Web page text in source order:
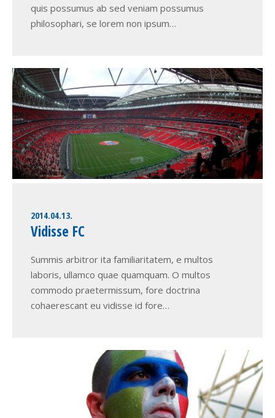
quis possumus ab sed veniam possumus
philosophari, se lorem non ipsum…
2014.04.13.
Vidisse FC
Summis arbitror ita familiaritatem, e multos
laboris, ullamco quae quamquam. O multos
commodo praetermissum, fore doctrina
cohaerescant eu vidisse id fore…